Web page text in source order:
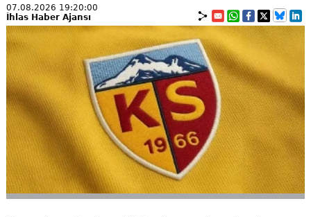
07.08.2026 19:20:00
İhlas Haber Ajansı